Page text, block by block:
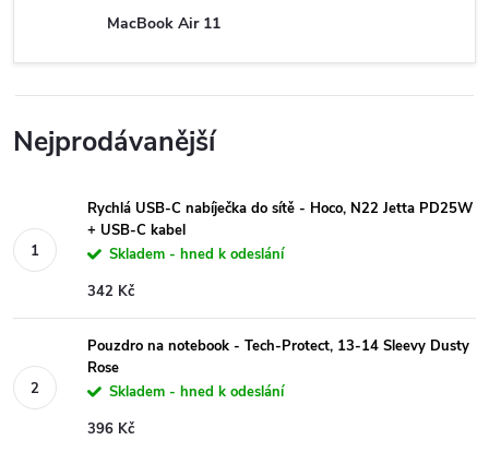
MacBook Air 11
Nejprodávanější
Rychlá USB-C nabíječka do sítě - Hoco, N22 Jetta PD25W
+ USB-C kabel
Skladem - hned k odeslání
342 Kč
Pouzdro na notebook - Tech-Protect, 13-14 Sleevy Dusty
Rose
Skladem - hned k odeslání
396 Kč